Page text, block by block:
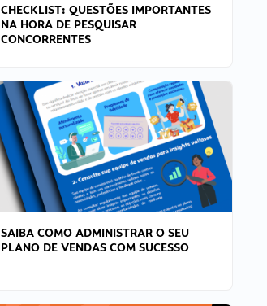
CHECKLIST: QUESTÕES IMPORTANTES
NA HORA DE PESQUISAR
CONCORRENTES
SAIBA COMO ADMINISTRAR O SEU
PLANO DE VENDAS COM SUCESSO